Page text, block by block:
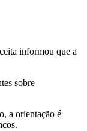
informou que a
sobre
a orientação é